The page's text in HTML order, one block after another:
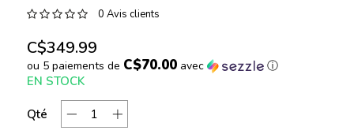
0 Avis clients
C$349.99
ou 5 paiements de C$70.00avec ⓘ
EN STOCK
Qté